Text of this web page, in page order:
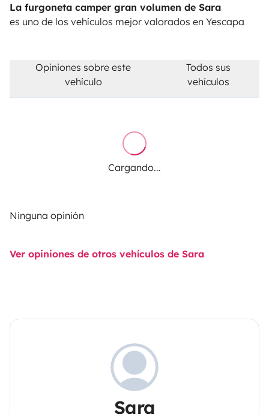
La furgoneta camper gran volumen de Sara
es uno de los vehículos mejor valorados en Yescapa
Opiniones sobre este
vehículo
Todos sus
vehículos
Cargando...
Ninguna opinión
Ver opiniones de otros vehículos de Sara
Sara